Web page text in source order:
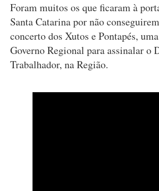
Foram muitos os que ficaram à
Santa Catarina por não
concerto dos Xutos e Pontapés,
Governo Regional para assinalar o
Trabalhador, na Região.